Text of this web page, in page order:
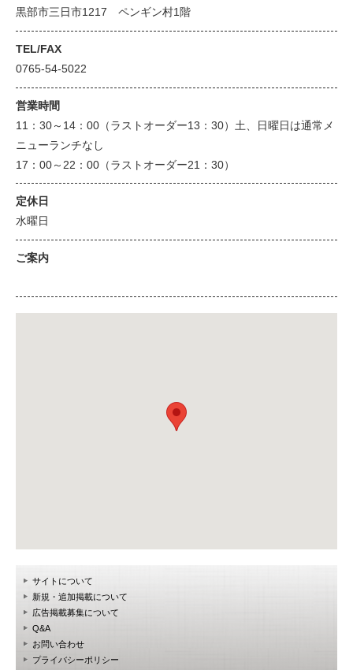
黒部市三日市1217 ペンギン村1階
TEL/FAX
0765-54-5022
営業時間
11：30～14：00（ラストオーダー13：30）土、日曜日は通常メ
ニューランチなし
17：00～22：00（ラストオーダー21：30）
定休日
水曜日
ご案内
サイトについて
新規・追加掲載について
広告掲載募集について
Q&A
お問い合わせ
プライバシーポリシー